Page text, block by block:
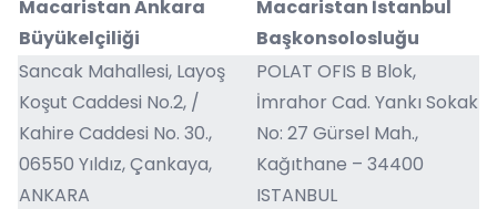
Macaristan Ankara
Büyükelçiliği
Macaristan İstanbul
Başkonsolosluğu
Sancak Mahallesi, Layoş
Koşut Caddesi No.2, /
Kahire Caddesi No. 30.,
06550 Yıldız, Çankaya,
ANKARA
POLAT OFIS B Blok,
İmrahor Cad. Yankı Sokak
No: 27 Gürsel Mah.,
Kağıthane – 34400
ISTANBUL